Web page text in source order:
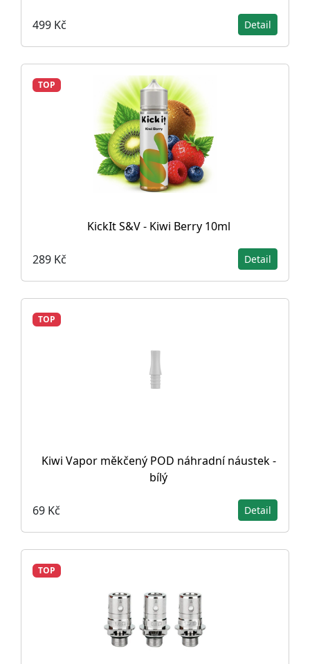
499 Kč Detail
TOP
KickIt S&V - Kiwi Berry 10ml
289 Kč Detail
TOP
Kiwi Vapor měkčený POD náhradní náustek -
bílý
69 Kč Detail
TOP